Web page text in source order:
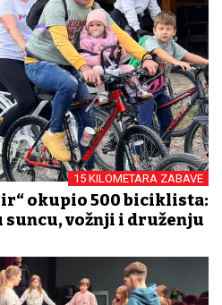
15 KILOMETARA ZABAVE
okupio 500 biciklista:
vožnji i druženju